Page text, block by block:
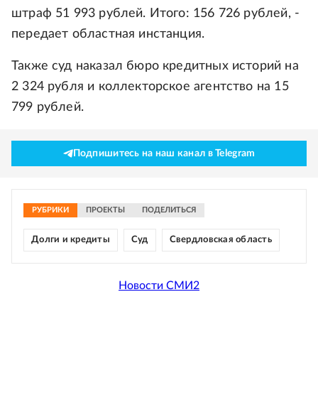
штраф 51 993 рублей. Итого: 156 726 рублей, -
передает областная инстанция.
Также суд наказал бюро кредитных историй на
2 324 рубля и коллекторское агентство на 15
799 рублей.
Подпишитесь на наш канал в Telegram
РУБРИКИ ПРОЕКТЫ ПОДЕЛИТЬСЯ
Долги и кредиты Суд Свердловская область
Новости СМИ2